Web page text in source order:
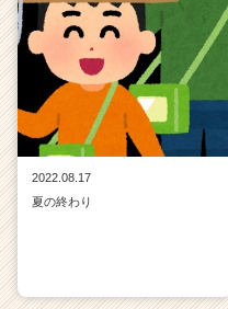
2022.08.17
夏の終わり